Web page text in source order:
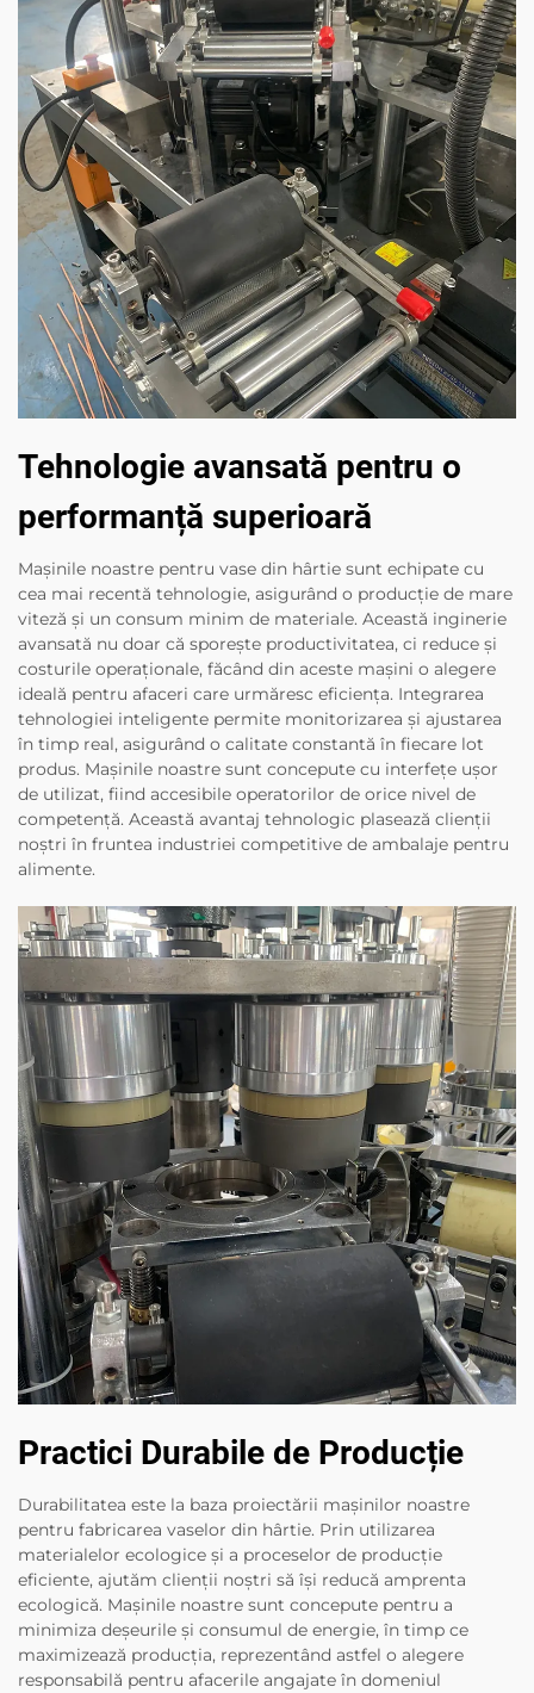
Tehnologie avansată pentru o
performanță superioară
Mașinile noastre pentru vase din hârtie sunt echipate cu
cea mai recentă tehnologie, asigurând o producție de mare
viteză și un consum minim de materiale. Această inginerie
avansată nu doar că sporește productivitatea, ci reduce și
costurile operaționale, făcând din aceste mașini o alegere
ideală pentru afaceri care urmăresc eficiența. Integrarea
tehnologiei inteligente permite monitorizarea și ajustarea
în timp real, asigurând o calitate constantă în fiecare lot
produs. Mașinile noastre sunt concepute cu interfețe ușor
de utilizat, fiind accesibile operatorilor de orice nivel de
competență. Această avantaj tehnologic plasează clienții
noștri în fruntea industriei competitive de ambalaje pentru
alimente.
Practici Durabile de Producție
Durabilitatea este la baza proiectării mașinilor noastre
pentru fabricarea vaselor din hârtie. Prin utilizarea
materialelor ecologice și a proceselor de producție
eficiente, ajutăm clienții noștri să își reducă amprenta
ecologică. Mașinile noastre sunt concepute pentru a
minimiza deșeurile și consumul de energie, în timp ce
maximizează producția, reprezentând astfel o alegere
responsabilă pentru afacerile angajate în domeniul